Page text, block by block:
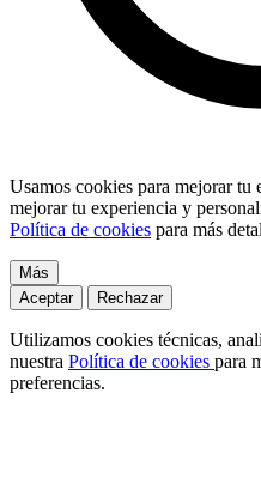
Usamos cookies para mejorar
mejorar tu experiencia y
Política de cookies para más
Más
Aceptar
Rechazar
Utilizamos cookies técnicas,
nuestra Política de cookies para
preferencias.